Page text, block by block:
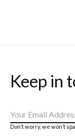
Keep in
Don’t worry, we won’t